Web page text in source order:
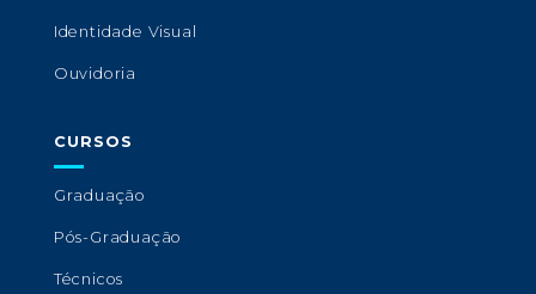
Identidade Visual
Ouvidoria
CURSOS
Graduação
Pós-Graduação
Técnicos